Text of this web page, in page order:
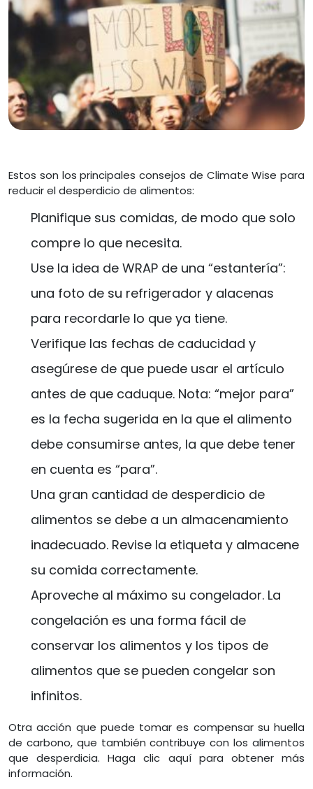
Estos son los principales consejos de Climate Wise para
reducir el desperdicio de alimentos:
Planifique sus comidas, de modo que solo
compre lo que necesita.
Use la idea de WRAP de una “estantería”:
una foto de su refrigerador y alacenas
para recordarle lo que ya tiene.
Verifique las fechas de caducidad y
asegúrese de que puede usar el artículo
antes de que caduque. Nota: “mejor para”
es la fecha sugerida en la que el alimento
debe consumirse antes, la que debe tener
en cuenta es “para”.
Una gran cantidad de desperdicio de
alimentos se debe a un almacenamiento
inadecuado. Revise la etiqueta y almacene
su comida correctamente.
Aproveche al máximo su congelador. La
congelación es una forma fácil de
conservar los alimentos y los tipos de
alimentos que se pueden congelar son
infinitos.
Otra acción que puede tomar es compensar su huella
de carbono, que también contribuye con los alimentos
que desperdicia. Haga clic aquí para obtener más
información.